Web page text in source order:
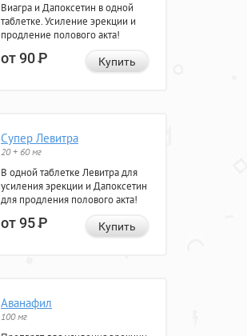
Виагра и Дапоксетин в одной
таблетке. Усиление эрекции и
продление полового акта!
от 90Р Купить
Супер Левитра
20 + 60 мг
В одной таблетке Левитра для
усиления эрекции и Дапоксетин
для продления полового акта!
от 95Р Купить
Аванафил
100 мг